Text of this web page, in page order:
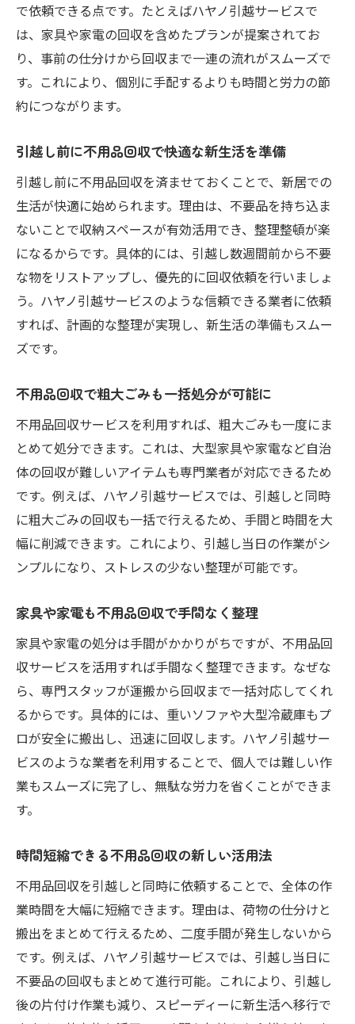
で依頼できる点です。たとえばハヤノ引越サービスで
は、家具や家電の回収を含めたプランが提案されてお
り、事前の仕分けから回収まで一連の流れがスムーズで
す。これにより、個別に手配するよりも時間と労力の節
約につながります。
引越し前に不用品回収で快適な新生活を準備
引越し前に不用品回収を済ませておくことで、新居での
生活が快適に始められます。理由は、不要品を持ち込ま
ないことで収納スペースが有効活用でき、整理整頓が楽
になるからです。具体的には、引越し数週間前から不要
な物をリストアップし、優先的に回収依頼を行いましょ
う。ハヤノ引越サービスのような信頼できる業者に依頼
すれば、計画的な整理が実現し、新生活の準備もスムー
ズです。
不用品回収で粗大ごみも一括処分が可能に
不用品回収サービスを利用すれば、粗大ごみも一度にま
とめて処分できます。これは、大型家具や家電など自治
体の回収が難しいアイテムも専門業者が対応できるため
です。例えば、ハヤノ引越サービスでは、引越しと同時
に粗大ごみの回収も一括で行えるため、手間と時間を大
幅に削減できます。これにより、引越し当日の作業がシ
ンプルになり、ストレスの少ない整理が可能です。
家具や家電も不用品回収で手間なく整理
家具や家電の処分は手間がかかりがちですが、不用品回
収サービスを活用すれば手間なく整理できます。なぜな
ら、専門スタッフが運搬から回収まで一括対応してくれ
るからです。具体的には、重いソファや大型冷蔵庫もプ
ロが安全に搬出し、迅速に回収します。ハヤノ引越サー
ビスのような業者を利用することで、個人では難しい作
業もスムーズに完了し、無駄な労力を省くことができま
す。
時間短縮できる不用品回収の新しい活用法
不用品回収を引越しと同時に依頼することで、全体の作
業時間を大幅に短縮できます。理由は、荷物の仕分けと
搬出をまとめて行えるため、二度手間が発生しないから
です。例えば、ハヤノ引越サービスでは、引越し当日に
不要品の回収もまとめて進行可能。これにより、引越し
後の片付け作業も減り、スピーディーに新生活へ移行で